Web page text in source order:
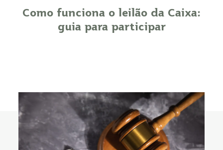
Como funciona o leilão da Caixa:
guia para participar